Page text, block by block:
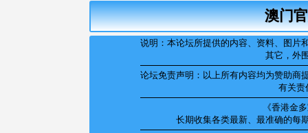
澳门
说明：本论坛所提供的内容、资料、图
其它，外
论坛免责声明：以上所有内容均为赞助商
有关责
《香港金
长期收集各类最新、最准确的每